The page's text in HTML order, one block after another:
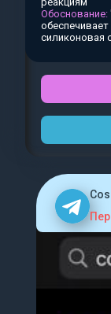
Обоснование:
силиконовая